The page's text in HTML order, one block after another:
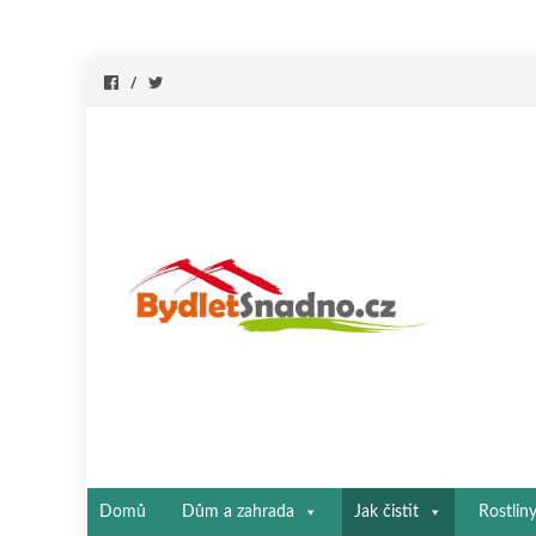
Přeskočit
Domů Dům a zahrada Jak čistit Rostliny